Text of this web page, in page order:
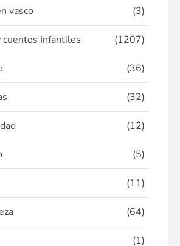
vasco (3)
cuentos Infantiles (1207)
(36)
(32)
(12)
(5)
(11)
(64)
(1)